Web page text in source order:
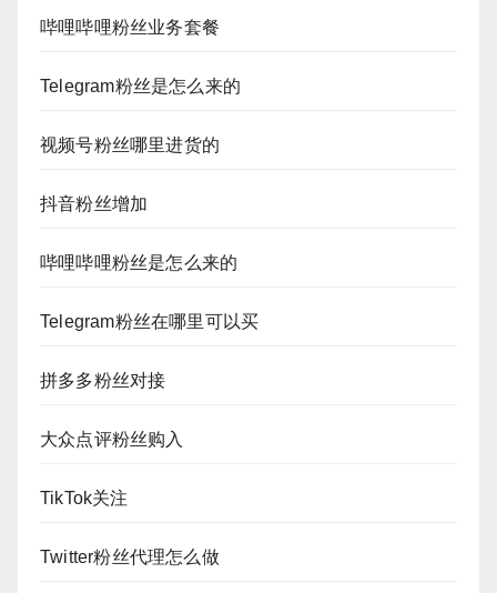
哔哩哔哩粉丝业务套餐
Telegram粉丝是怎么来的
视频号粉丝哪里进货的
抖音粉丝增加
哔哩哔哩粉丝是怎么来的
Telegram粉丝在哪里可以买
拼多多粉丝对接
大众点评粉丝购入
TikTok关注
Twitter粉丝代理怎么做